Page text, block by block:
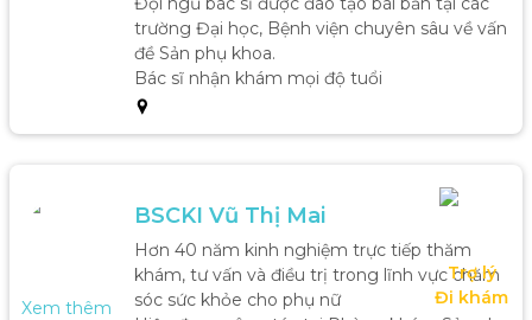
trường Đại học, Bệnh viện chuyên sâu về vấn
đề Sản phụ khoa.
Bác sĩ nhận khám mọi độ tuổi
Xem thêm
BSCKI Vũ Thị Mai
Hơn 40 năm kinh nghiệm trực tiếp thăm
khám, tư vấn và điều trị trong lĩnh vực chăm
sóc sức khỏe cho phụ nữ
Trợ lý
Đi khám